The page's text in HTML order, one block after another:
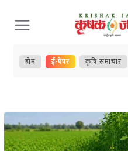
Skip
to
content
होम ई-पेपर कृषि समाचार